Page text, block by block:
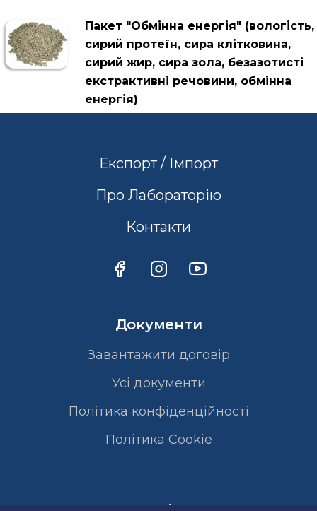
Пакет "Обмінна енергія" (вологість,
сирий протеїн, сира клітковина,
сирий жир, сира зола, безазотисті
екстрактивні речовини, обмінна
енергія)
Експорт / Імпорт
Про Лабораторію
Контакти
Документи
Завантажити договір
Усі документи
Політика конфіденційності
Полiтика Cookie